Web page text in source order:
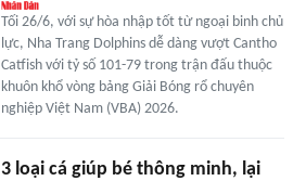
Tối 26/6, với sự hòa nhập tốt từ ngoại binh chủ
lực, Nha Trang Dolphins dễ dàng vượt Cantho
Catfish với tỷ số 101-79 trong trận đấu thuộc
khuôn khổ vòng bảng Giải Bóng rổ chuyên
nghiệp Việt Nam (VBA) 2026.
3 loại cá giúp bé thông minh, lại